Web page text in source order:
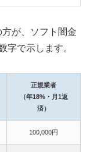
が、ソフト闇金
字で示します。
正規業者
（年18%・月1返
済）
100,000円